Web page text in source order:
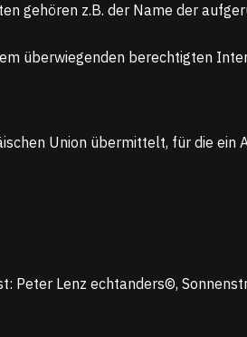
gehören z.B. der Name der
überwiegenden berechtigten
Union übermittelt, für die ein
Peter Lenz echtanders©,